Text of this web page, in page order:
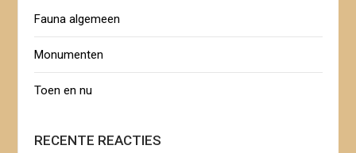
Fauna algemeen
Monumenten
Toen en nu
RECENTE REACTIES